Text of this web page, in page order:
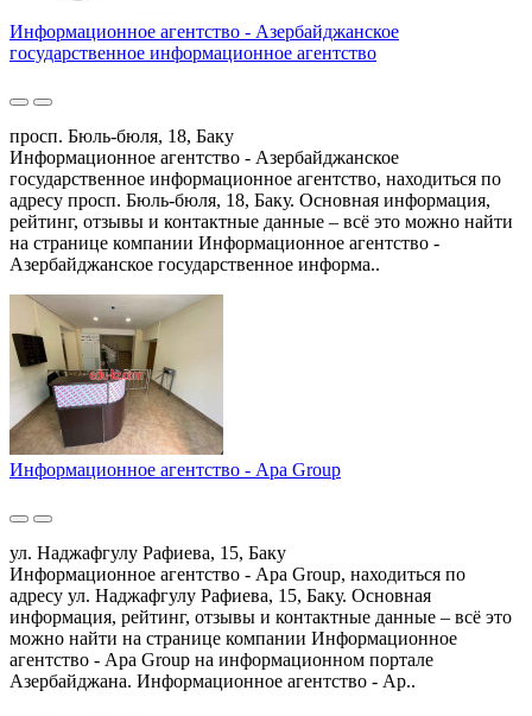
Информационное агентство - Азербайджанское
государственное информационное агентство
просп. Бюль-бюля, 18, Баку
Информационное агентство - Азербайджанское
государственное информационное агентство, находиться по
адресу просп. Бюль-бюля, 18, Баку. Основная информация,
рейтинг, отзывы и контактные данные – всё это можно найти
на странице компании Информационное агентство -
Азербайджанское государственное информа..
Информационное агентство - Apa Group
ул. Наджафгулу Рафиева, 15, Баку
Информационное агентство - Apa Group, находиться по
адресу ул. Наджафгулу Рафиева, 15, Баку. Основная
информация, рейтинг, отзывы и контактные данные – всё это
можно найти на странице компании Информационное
агентство - Apa Group на информационном портале
Азербайджана. Информационное агентство - Ap..